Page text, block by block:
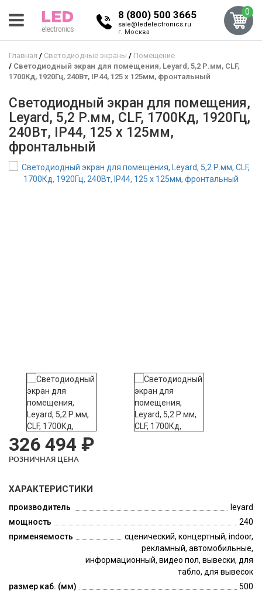
8 (800) 500 3665
sale@ledelectronics.ru
г. Москва
0
Главная Светодиодные экраны
Помещение
Светодиодный экран для помещения, Leyard, 5,2 Р.мм, CLF,
1700Кд, 1920Гц, 240Вт, IP44, 125 x 125мм, фронтальный
Светодиодный экран для помещения,
Leyard, 5,2 Р.мм, CLF, 1700Кд, 1920Гц,
240Вт, IP44, 125 x 125мм,
фронтальный
326 494 ₽
РОЗНИЧНАЯ ЦЕНА
ХАРАКТЕРИСТИКИ
производитель
leyard
мощность
240
применяемость
сценический, концертный, indoor,
рекламный, автомобильные,
информационный, видео пол, вывески, для
табло, для вывесок
размер каб. (мм)
500